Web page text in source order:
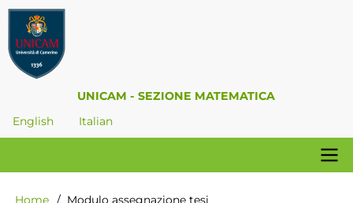
Salta
contenuto
principale
UNICAM - SEZIONE MATEMATICA
English
Italian